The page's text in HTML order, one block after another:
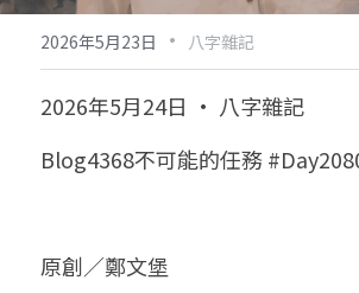
後天派陽宅
黃金會員專區
八字雜記
心靈成長
站長精選
試閱專區
Podcast聽書
團隊訓練營
陽宅視頻
線上學苑
八字初階班1
八字進階班
命理商城
《十神高階實戰錄》完整典藏版
科學八字推理1
與我預約
2026年5月23日 · 八字雜記
2026年5月24日 · 八字雜記
Blog4368不可能的任務
原創／鄭文堡